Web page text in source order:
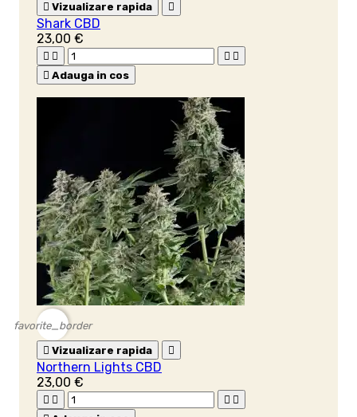
 Vizualizare rapida 
Shark CBD
23,00 €
   
 Adauga in cos
favorite_border
 Vizualizare rapida 
Northern Lights CBD
23,00 €
   